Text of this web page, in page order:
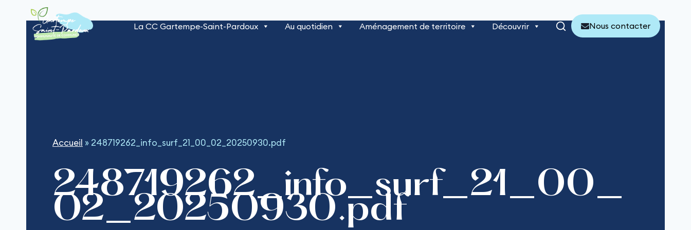
contenu
La CC Gartempe-Saint-Pardoux Au quotidien Aménagement de territoire Découvrir Nous contacter
Accueil » 248719262_info_surf_21_00_02_20250930.pdf
248719262_info_surf_21_00_
02_20250930.pdf